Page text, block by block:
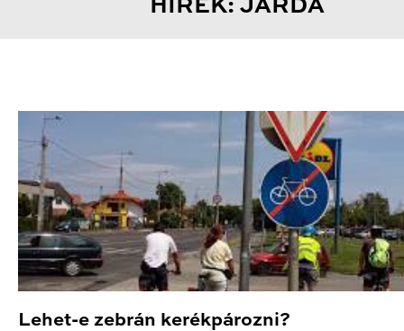
HÍREK: JÁRDA
Lehet-e zebrán kerékpározni?